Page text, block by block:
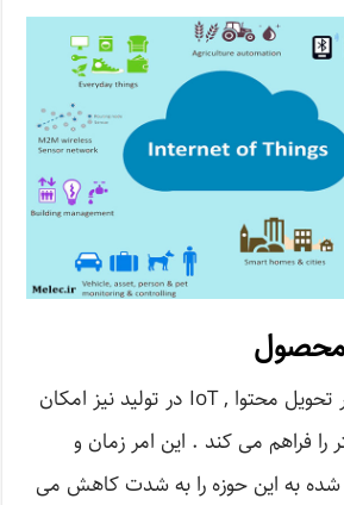
محصول
بسیار شبیه به IoT در تحویل محتوا , IoT در تولید نیز امکان
را فراهم می کند . این امر زمان و
به این حوزه را به شدت کاهش می